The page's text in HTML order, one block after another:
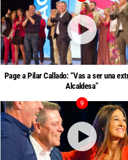
Page a Pilar Callado: “Vas a ser una
Alcaldesa”